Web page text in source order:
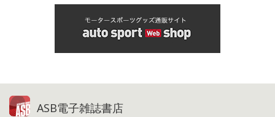
ASB電子雑誌書店